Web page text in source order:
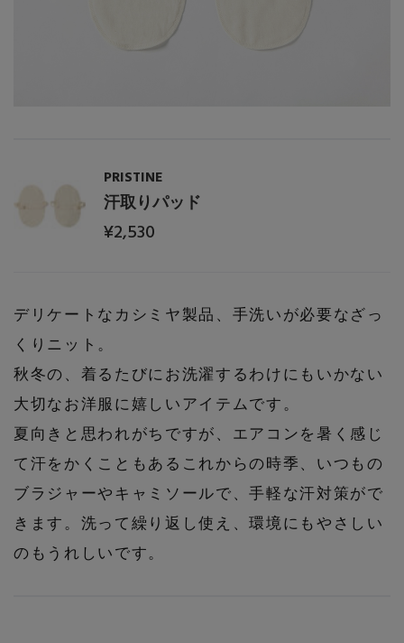
PRISTINE
汗取りパッド
¥2,530
デリケートなカシミヤ製品、手洗いが必要なざっ
くりニット。
秋冬の、着るたびにお洗濯するわけにもいかない
大切なお洋服に嬉しいアイテムです。
夏向きと思われがちですが、エアコンを暑く感じ
て汗をかくこともあるこれからの時季、いつもの
ブラジャーやキャミソールで、手軽な汗対策がで
きます。洗って繰り返し使え、環境にもやさしい
のもうれしいです。